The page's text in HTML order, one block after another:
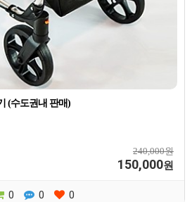
(수도권내 판매)
240,000원
150,000원
0 0 0